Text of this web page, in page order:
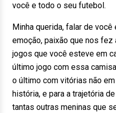
você e todo o seu futebol.
Minha querida, falar de você
emoção, paixão que nos
jogos que você esteve em
último jogo com essa
o último com vitórias não
história, e para a trajetória
tantas outras meninas que